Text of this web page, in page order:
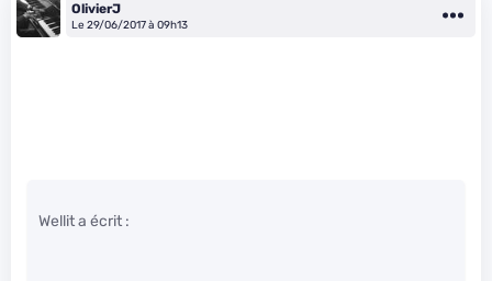
OlivierJ
Le 29/06/2017 à 09h13
Wellit a écrit :